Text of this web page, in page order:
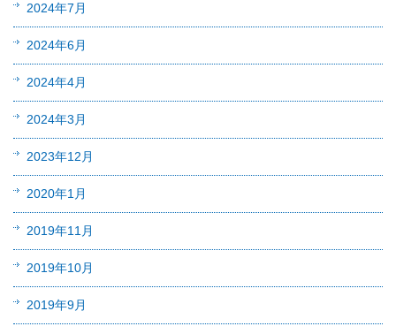
2024年7月
2024年6月
2024年4月
2024年3月
2023年12月
2020年1月
2019年11月
2019年10月
2019年9月